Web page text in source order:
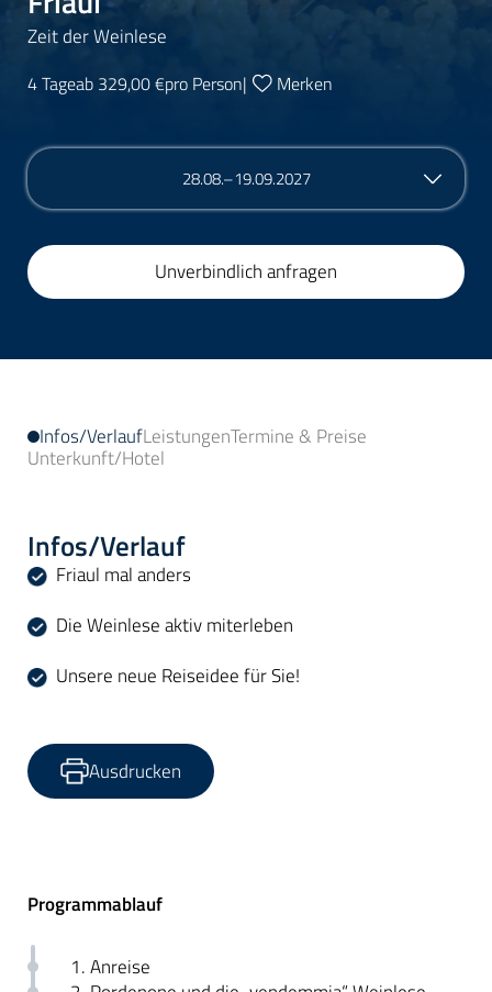
Zeit der Weinlese
4 Tageab 329,00 €pro Person| Merken
28.08.–19.09.2027
Unverbindlich anfragen
Infos/VerlaufLeistungenTermine & Preise
Unterkunft/Hotel
Infos/Verlauf
Friaul mal anders
Die Weinlese aktiv miterleben
Unsere neue Reiseidee für Sie!
Ausdrucken
Programmablauf
1. Anreise